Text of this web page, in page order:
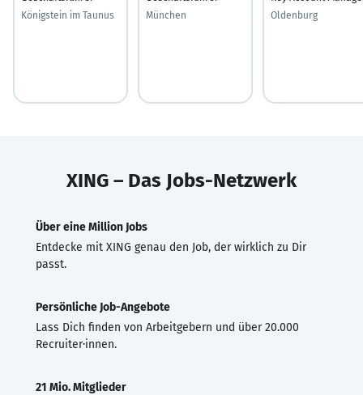
Königstein im Taunus
München
Oldenburg
XING – Das Jobs-Netzwerk
Über eine Million Jobs
Entdecke mit XING genau den Job, der wirklich zu Dir
passt.
Persönliche Job-Angebote
Lass Dich finden von Arbeitgebern und über 20.000
Recruiter·innen.
21 Mio. Mitglieder